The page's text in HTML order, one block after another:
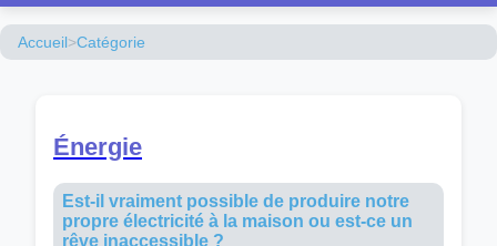
Accueil>Catégorie
Énergie
Est-il vraiment possible de produire notre
propre électricité à la maison ou est-ce un
rêve inaccessible ?